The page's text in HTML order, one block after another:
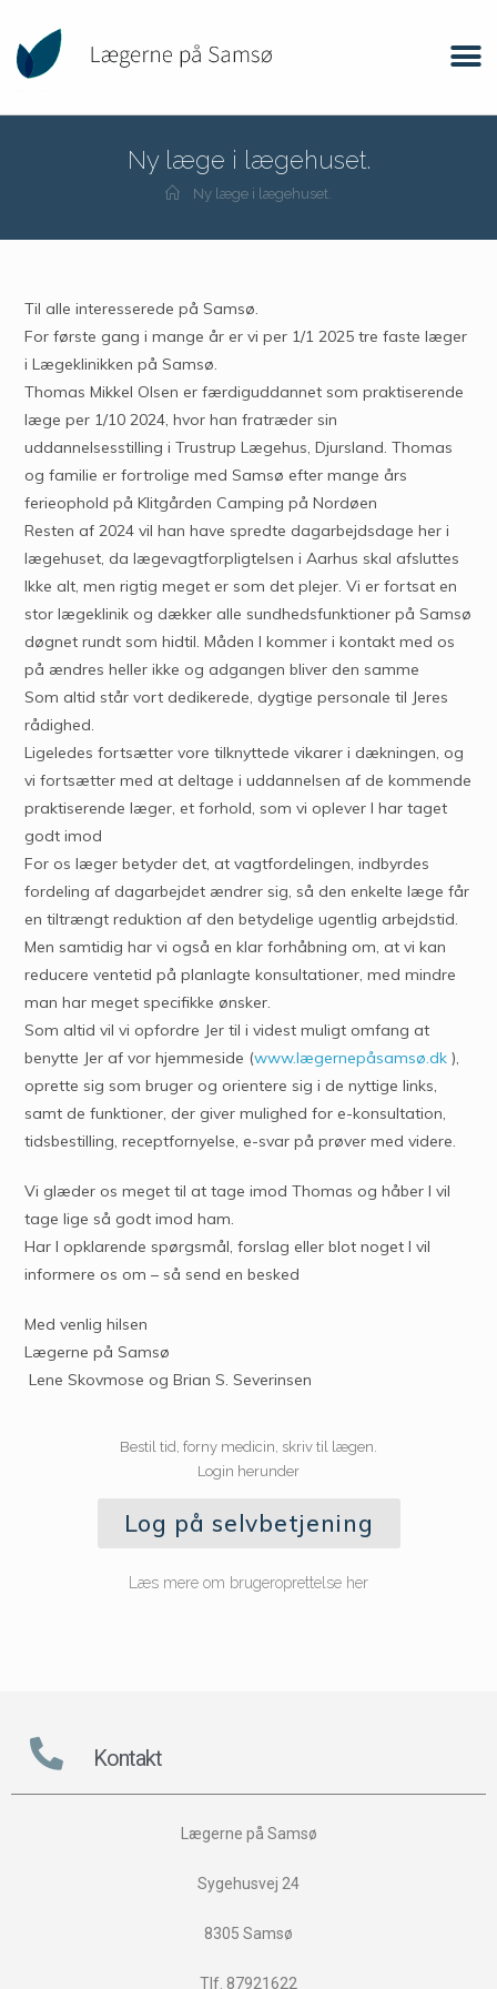
Ny læge i lægehuset.
Ny læge i lægehuset.
Til alle interesserede på Samsø.
For første gang i mange år er vi per 1/1 2025 tre faste læger
i Lægeklinikken på Samsø.
Thomas Mikkel Olsen er færdiguddannet som praktiserende
læge per 1/10 2024, hvor han fratræder sin
uddannelsesstilling i Trustrup Lægehus, Djursland. Thomas
og familie er fortrolige med Samsø efter mange års
ferieophold på Klitgården Camping på Nordøen
Resten af 2024 vil han have spredte dagarbejdsdage her i
lægehuset, da lægevagtforpligtelsen i Aarhus skal afsluttes
Ikke alt, men rigtig meget er som det plejer. Vi er fortsat en
stor lægeklinik og dækker alle sundhedsfunktioner på Samsø
døgnet rundt som hidtil. Måden I kommer i kontakt med os
på ændres heller ikke og adgangen bliver den samme
Som altid står vort dedikerede, dygtige personale til Jeres
rådighed.
Ligeledes fortsætter vore tilknyttede vikarer i dækningen, og
vi fortsætter med at deltage i uddannelsen af de kommende
praktiserende læger, et forhold, som vi oplever I har taget
godt imod
For os læger betyder det, at vagtfordelingen, indbyrdes
fordeling af dagarbejdet ændrer sig, så den enkelte læge får
en tiltrængt reduktion af den betydelige ugentlig arbejdstid.
Men samtidig har vi også en klar forhåbning om, at vi kan
reducere ventetid på planlagte konsultationer, med mindre
man har meget specifikke ønsker.
Som altid vil vi opfordre Jer til i videst muligt omfang at
benytte Jer af vor hjemmeside (www.lægernepåsamsø.dk ),
oprette sig som bruger og orientere sig i de nyttige links,
samt de funktioner, der giver mulighed for e-konsultation,
tidsbestilling, receptfornyelse, e-svar på prøver med videre.
Vi glæder os meget til at tage imod Thomas og håber I vil
tage lige så godt imod ham.
Har I opklarende spørgsmål, forslag eller blot noget I vil
informere os om – så send en besked
Med venlig hilsen
Lægerne på Samsø
Lene Skovmose og Brian S. Severinsen
Bestil tid, forny medicin, skriv til lægen.
Login herunder
Log på selvbetjening
Læs mere om brugeroprettelse her
Kontakt
Lægerne på Samsø
Sygehusvej 24
8305 Samsø
Tlf. 87921622